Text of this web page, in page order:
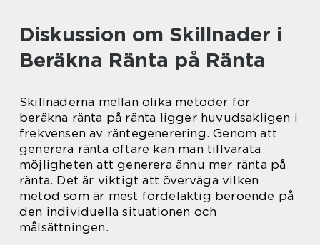
Diskussion om Skillnader i
Beräkna Ränta på Ränta
Skillnaderna mellan olika metoder för
beräkna ränta på ränta ligger huvudsakligen i
frekvensen av räntegenerering. Genom att
generera ränta oftare kan man tillvarata
möjligheten att generera ännu mer ränta på
ränta. Det är viktigt att överväga vilken
metod som är mest fördelaktig beroende på
den individuella situationen och
målsättningen.